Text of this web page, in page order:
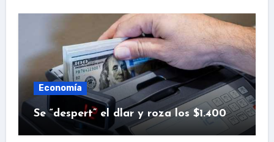
Economía
Se “despert” el dlar y roza los $1.400